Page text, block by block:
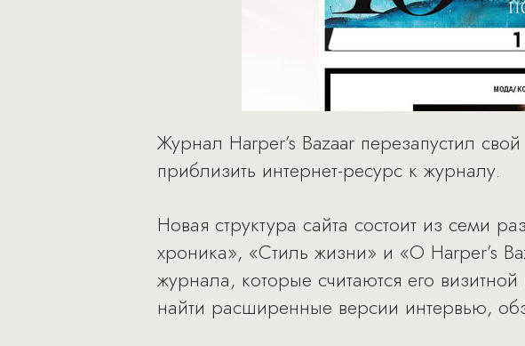
Журнал Harper’s Bazaar перезапустил
приблизить интернет-ресурс к журналу.
Новая структура сайта состоит из семи
хроника», «Стиль жизни» и «О Harper’s
журнала, которые считаются его
найти расширенные версии интервью,